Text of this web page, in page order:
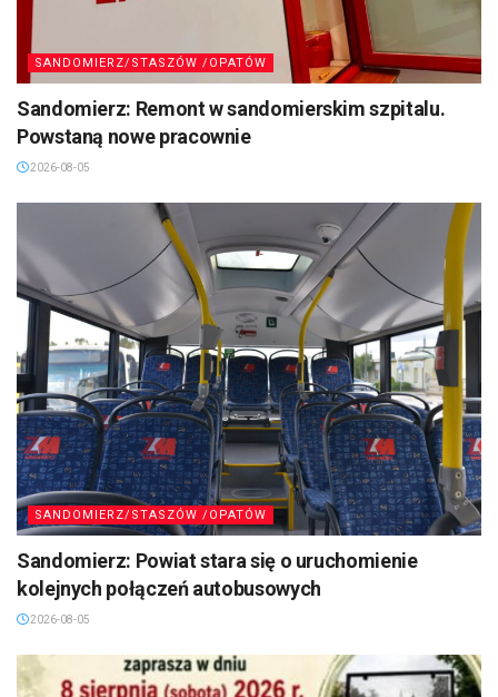
SANDOMIERZ/STASZÓW /OPATÓW
Sandomierz: Remont w sandomierskim szpitalu.
Powstaną nowe pracownie
2026-08-05
SANDOMIERZ/STASZÓW /OPATÓW
Sandomierz: Powiat stara się o uruchomienie
kolejnych połączeń autobusowych
2026-08-05